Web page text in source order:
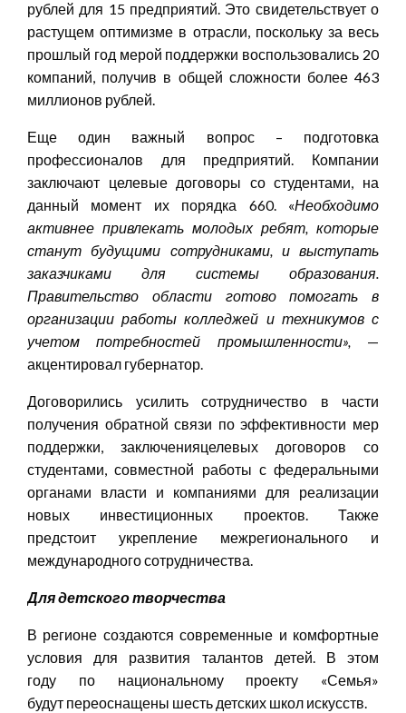
рублей для 15 предприятий. Это свидетельствует о
растущем оптимизме в отрасли, поскольку за весь
прошлый год мерой поддержки воспользовались 20
компаний, получив в общей сложности более 463
миллионов рублей.
Еще один важный вопрос – подготовка
профессионалов для предприятий. Компании
заключают целевые договоры со студентами, на
данный момент их порядка 660. «Необходимо
активнее привлекать молодых ребят, которые
станут будущими сотрудниками, и выступать
заказчиками для системы образования.
Правительство области готово помогать в
организации работы колледжей и техникумов с
учетом потребностей промышленности», —
акцентировал губернатор.
Договорились усилить сотрудничество в части
получения обратной связи по эффективности мер
поддержки, заключенияцелевых договоров со
студентами, совместной работы с федеральными
органами власти и компаниями для реализации
новых инвестиционных проектов. Также
предстоит укрепление межрегионального и
международного сотрудничества.
Для детского творчества
В регионе создаются современные и комфортные
условия для развития талантов детей. В этом
году по национальному проекту «Семья»
будут переоснащены шесть детских школ искусств.